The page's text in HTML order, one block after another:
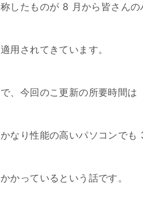
称したものが 8 月から皆さんの
適用されてきています。
で、今回のこ更新の所要時間は
かなり性能の高いパソコンでも
かかっているという話です。